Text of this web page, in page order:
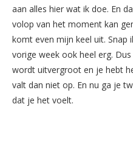
aan alles hier wat ik doe. En
volop van het moment kan
komt even mijn keel uit. Snap
vorige week ook heel erg.
wordt uitvergroot en je hebt
valt dan niet op. En nu ga je
dat je het voelt.